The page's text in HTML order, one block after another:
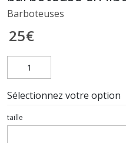
Barboteuses
25€
Sélectionnez votre option
taille